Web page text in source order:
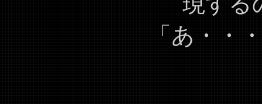
「あ・・